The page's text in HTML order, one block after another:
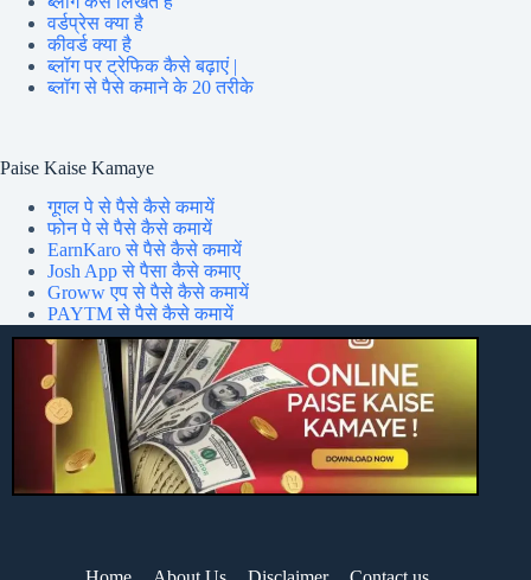
वर्डप्रेस क्या है
कीवर्ड क्या है
ब्लॉग पर ट्रेफिक कैसे बढ़ाएं |
ब्लॉग से पैसे कमाने के 20 तरीके
Paise Kaise Kamaye
गूगल पे से पैसे कैसे कमायें
फोन पे से पैसे कैसे कमायें
EarnKaro से पैसे कैसे कमायें
Josh App से पैसा कैसे कमाए
Groww एप से पैसे कैसे कमायें
PAYTM से पैसे कैसे कमायें